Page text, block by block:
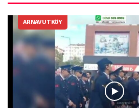
ARNAVUTKÖY